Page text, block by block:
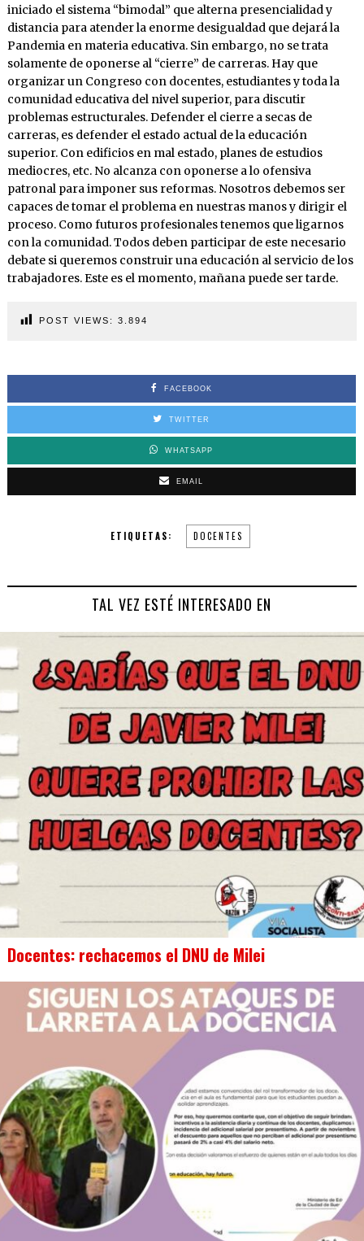
iniciado el sistema “bimodal” que alterna presencialidad y
distancia para atender la enorme desigualdad que dejará la
Pandemia en materia educativa. Sin embargo, no se trata
solamente de oponerse al “cierre” de carreras. Hay que
organizar un Congreso con docentes, estudiantes y toda la
comunidad educativa del nivel superior, para discutir
problemas estructurales. Defender el cierre a secas de
carreras, es defender el estado actual de la educación
superior. Con edificios en mal estado, planes de estudios
mediocres, etc. No alcanza con oponerse a lo ofensiva
patronal para imponer sus reformas. Nosotros debemos ser
capaces de tomar el problema en nuestras manos y dirigir el
proceso. Como futuros profesionales tenemos que ligarnos
con la comunidad. Todos deben participar de este necesario
debate si queremos construir una educación al servicio de los
trabajadores. Este es el momento, mañana puede ser tarde.
POST VIEWS: 3.894
FACEBOOK
TWITTER
WHATSAPP
EMAIL
ETIQUETAS: DOCENTES
TAL VEZ ESTÉ INTERESADO EN
Docentes: rechacemos el DNU de Milei